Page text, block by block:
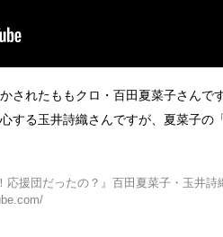
されたももクロ・百田夏菜子さんで
する玉井詩織さんですが、夏菜子の
援団だったの？』百田夏菜子・玉井詩